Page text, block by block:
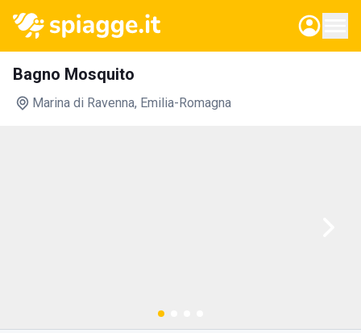
Bagno Mosquito
Marina di Ravenna, Emilia-Romagna